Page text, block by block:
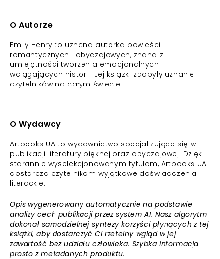
O Autorze
Emily Henry to uznana autorka powieści
romantycznych i obyczajowych, znana z
umiejętności tworzenia emocjonalnych i
wciągających historii. Jej książki zdobyły uznanie
czytelników na całym świecie.
O Wydawcy
Artbooks UA to wydawnictwo specjalizujące się w
publikacji literatury pięknej oraz obyczajowej. Dzięki
starannie wyselekcjonowanym tytułom, Artbooks UA
dostarcza czytelnikom wyjątkowe doświadczenia
literackie.
Opis wygenerowany automatycznie na podstawie
analizy cech publikacji przez system AI. Nasz algorytm
dokonał samodzielnej syntezy korzyści płynących z tej
książki, aby dostarczyć Ci rzetelny wgląd w jej
zawartość bez udziału człowieka. Szybka informacja
prosto z metadanych produktu.